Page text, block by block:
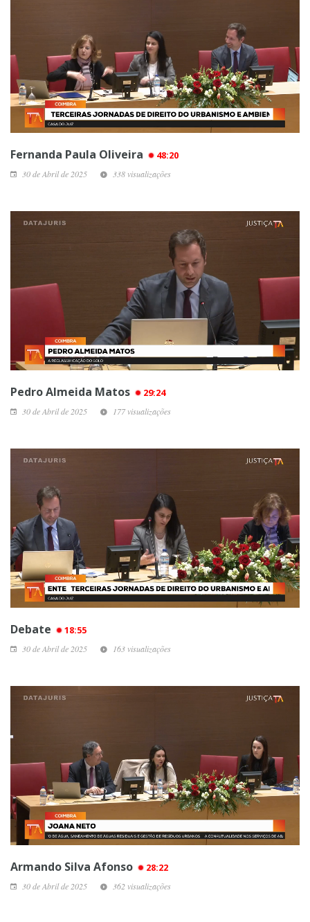
Fernanda Paula Oliveira 48:20
30 de Abril de 2025 338 visualizações
Pedro Almeida Matos 29:24
30 de Abril de 2025 177 visualizações
Debate 18:55
30 de Abril de 2025 163 visualizações
Armando Silva Afonso 28:22
30 de Abril de 2025 362 visualizações